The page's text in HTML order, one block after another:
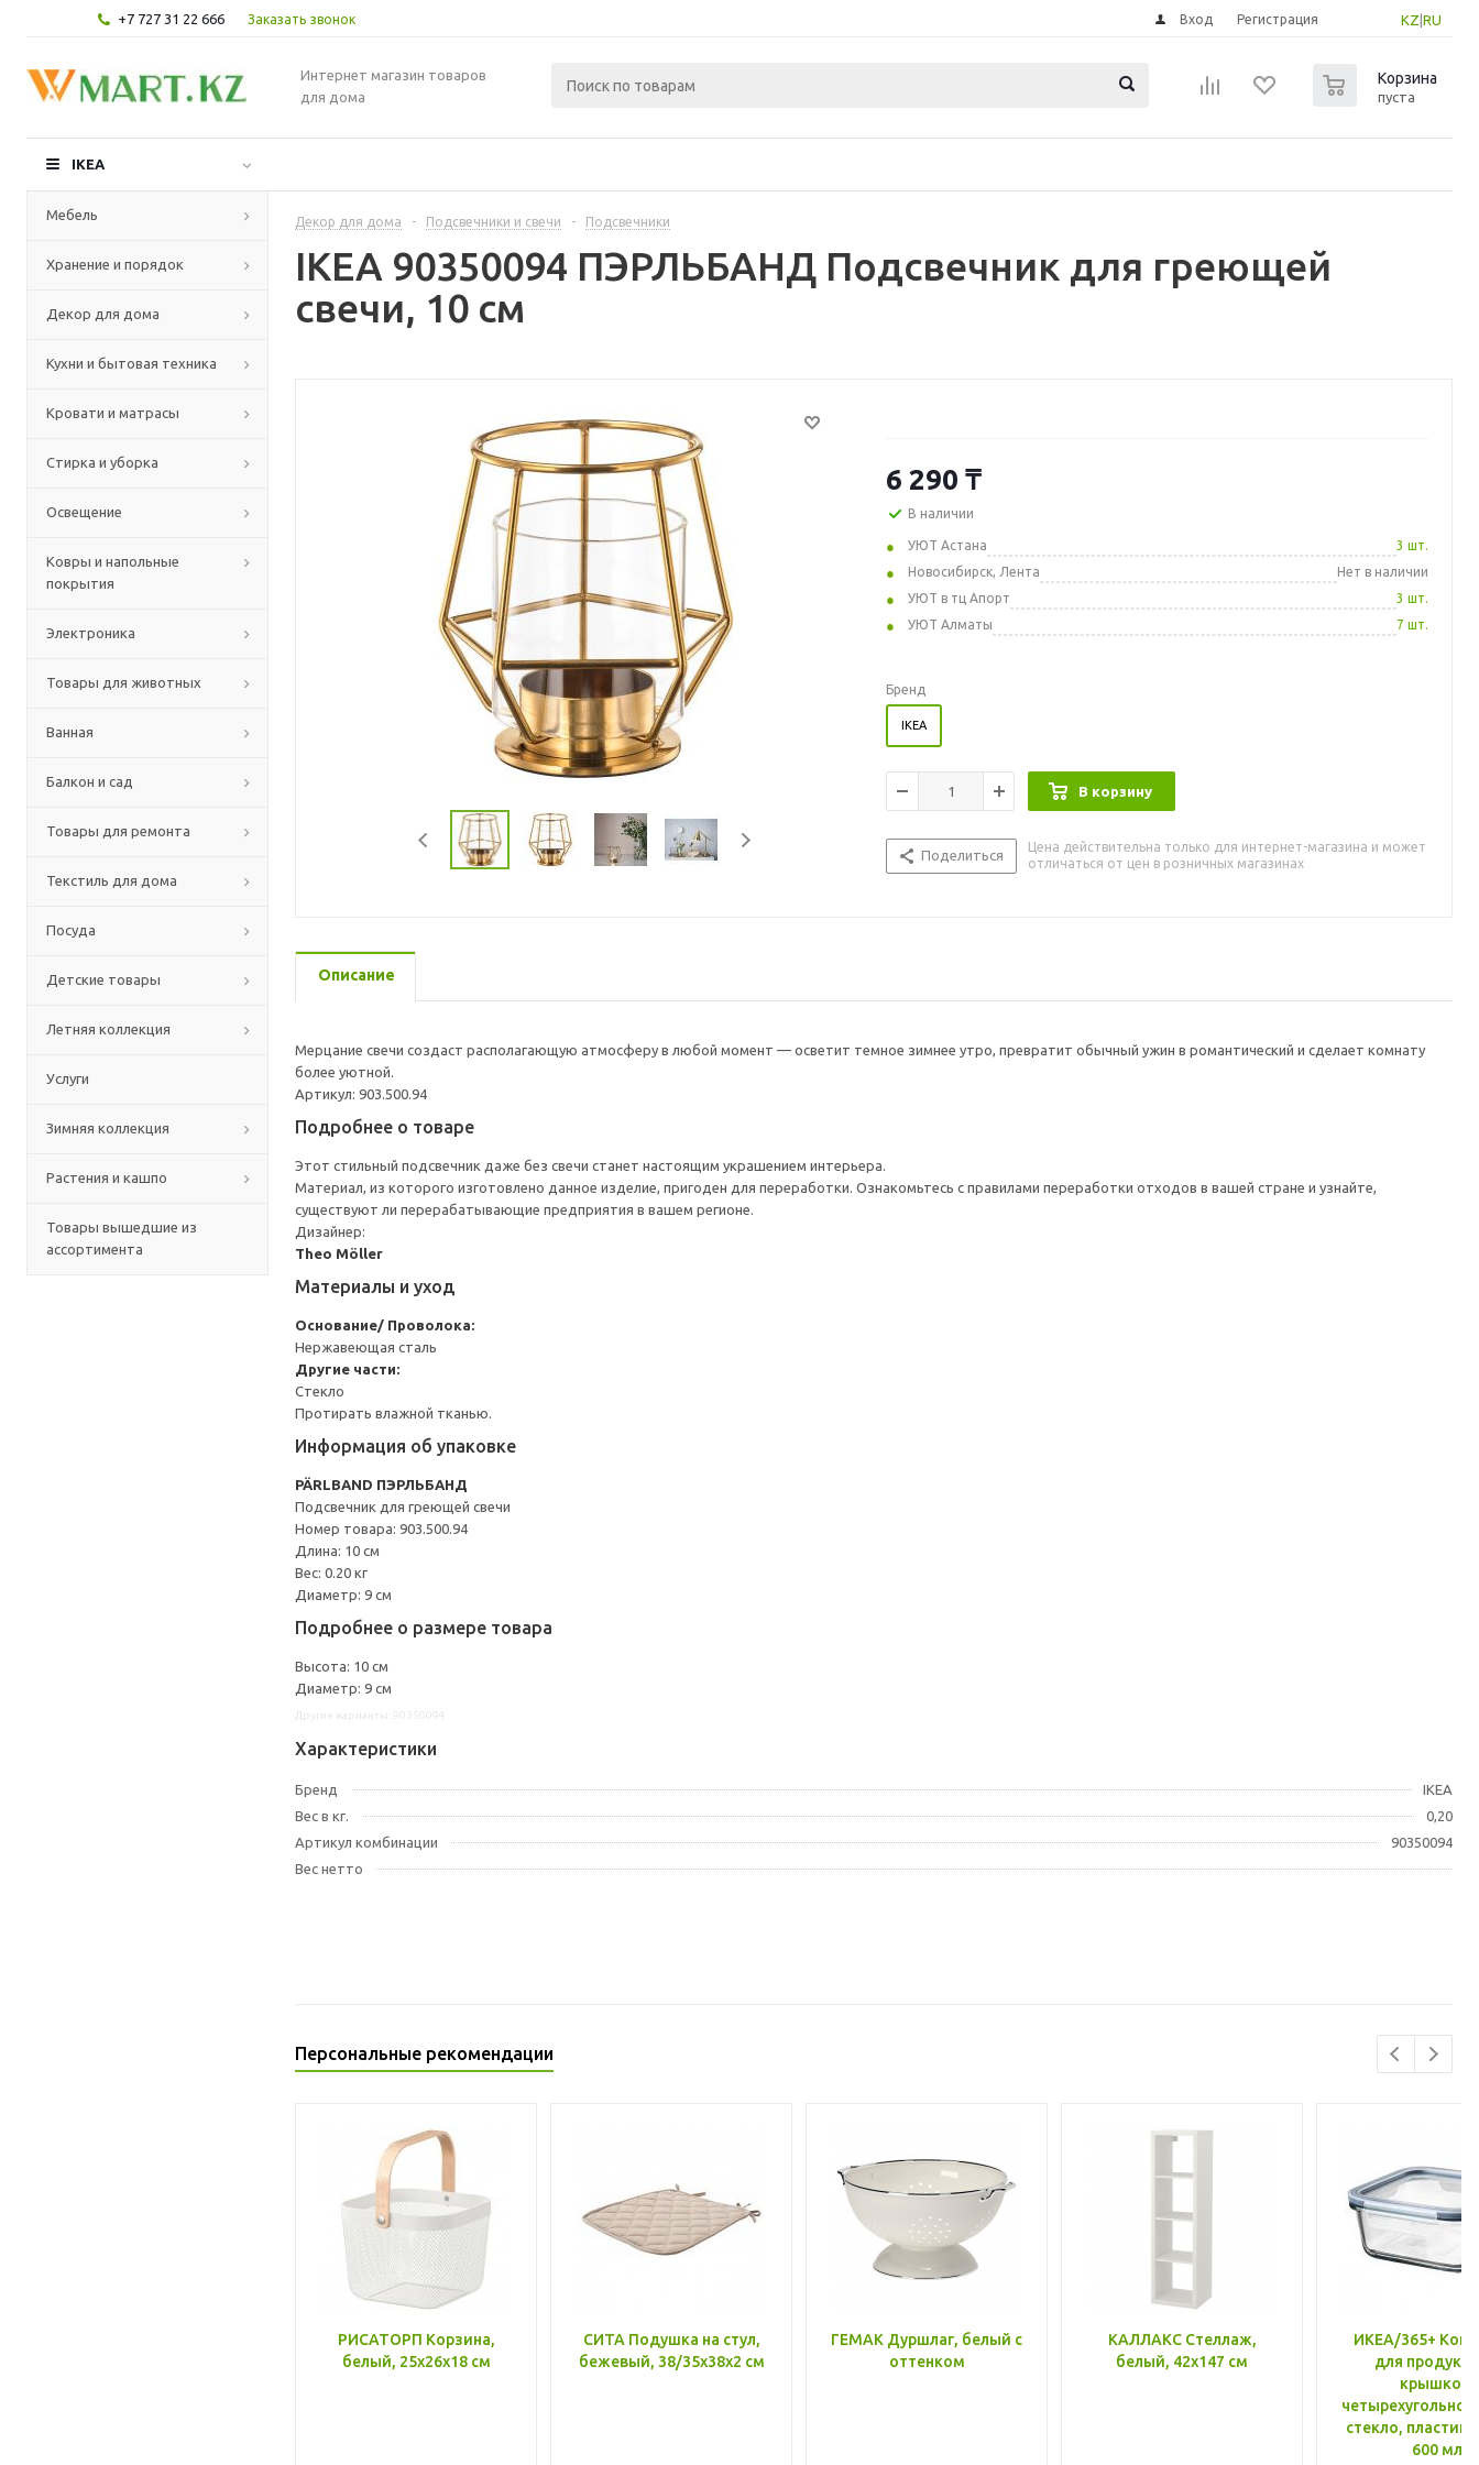
+7 727 31 22 666 Заказать звонок KZ RU
Вход Регистрация
Интернет магазин товаров
для дома
Корзина
пуста
IKEA
Мебель
Хранение и порядок
Декор для дома
Кухни и бытовая техника
Кровати и матрасы
Стирка и уборка
Освещение
Ковры и напольные
покрытия
Электроника
Товары для животных
Ванная
Балкон и сад
Товары для ремонта
Текстиль для дома
Посуда
Детские товары
Летняя коллекция
Услуги
Зимняя коллекция
Растения и кашпо
Товары вышедшие из
ассортимента
Декор для дома - Подсвечники и свечи - Подсвечники
IKEA 90350094 ПЭРЛЬБАНД Подсвечник для греющей
свечи, 10 см
6 290 ₸
В наличии
УЮТ Астана
3 шт.
Новосибирск, Лента
Нет в наличии
УЮТ в тц Апорт
3 шт.
УЮТ Алматы
7 шт.
Бренд
IKEA
В корзину
Поделиться
Цена действительна только для интернет-магазина и может
отличаться от цен в розничных магазинах
Описание
Мерцание свечи создаст располагающую атмосферу в любой момент — осветит темное зимнее утро, превратит обычный ужин в романтический и сделает комнату
более уютной.
Артикул: 903.500.94
Подробнее о товаре
Этот стильный подсвечник даже без свечи станет настоящим украшением интерьера.
Материал, из которого изготовлено данное изделие, пригоден для переработки. Ознакомьтесь с правилами переработки отходов в вашей стране и узнайте,
существуют ли перерабатывающие предприятия в вашем регионе.
Дизайнер:
Theo Möller
Материалы и уход
Основание/ Проволока:
Нержавеющая сталь
Другие части:
Стекло
Протирать влажной тканью.
Информация об упаковке
PÄRLBAND ПЭРЛЬБАНД
Подсвечник для греющей свечи
Номер товара: 903.500.94
Длина: 10 см
Вес: 0.20 кг
Диаметр: 9 см
Подробнее о размере товара
Высота: 10 см
Диаметр: 9 см
Характеристики
Бренд
IKEA
Вес в кг.
0,20
Артикул комбинации
90350094
Вес нетто
Персональные рекомендации
РИСАТОРП Корзина,
белый, 25x26x18 см
СИТА Подушка на стул,
бежевый, 38/35x38x2 см
ГЕМАК Дуршлаг, белый с
оттенком
КАЛЛАКС Стеллаж,
белый, 42x147 см
ИКЕА/365+
для
крышкой,
стекло, пластик
600 мл